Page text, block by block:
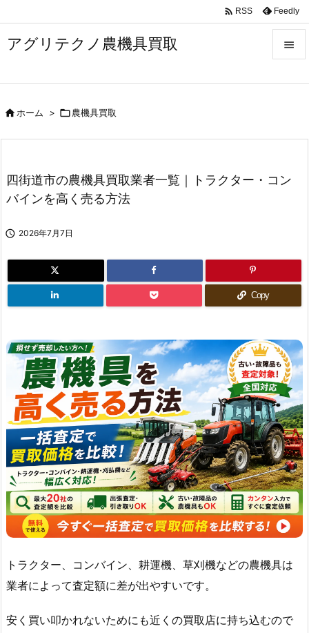
アグリテクノ農機具買取 


 RSS Feedly
ホーム > 農機具買取
四街道市の農機具買取業者一覧｜トラクター・コン
バインを高く売る方法
 2026年7月7日
Copy
トラクター、コンバイン、耕運機、草刈機などの農機具は
業者によって査定額に差が出やすいです。
安く買い叩かれないためにも近くの買取店に持ち込むので